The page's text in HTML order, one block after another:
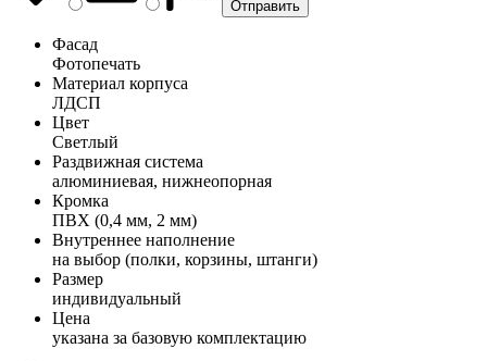
Фасад
Фотопечать
Материал корпуса
ЛДСП
Цвет
Светлый
Раздвижная система
алюминиевая, нижнеопорная
Кромка
ПВХ (0,4 мм, 2 мм)
Внутреннее наполнение
на выбор (полки, корзины, штанги)
Размер
индивидуальный
Цена
указана за базовую комплектацию